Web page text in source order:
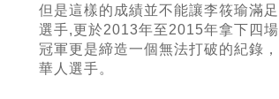
但是這樣的成績並不能讓李筱瑜滿
選手,更於2013年至2015年拿下四
冠軍更是締造一個無法打破的紀錄
華人選手。